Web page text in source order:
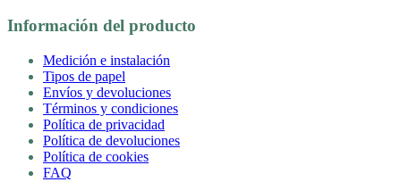
Información del producto
Medición e instalación
Tipos de papel
Envíos y devoluciones
Términos y condiciones
Política de privacidad
Política de devoluciones
Política de cookies
FAQ